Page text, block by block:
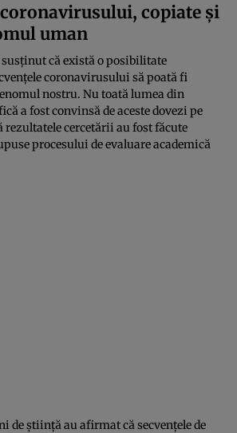
coronavirusului, copiate și
uman
că există o posibilitate
coronavirusului să poată fi
nostru. Nu toată lumea din
a fost convinsă de aceste dovezi pe
rezultatele cercetării au fost făcute
procesului de evaluare academică
de știință au afirmat că secvențele de